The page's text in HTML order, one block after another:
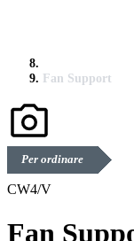
Fan Support
Per ordinare
CW4/V
Fan